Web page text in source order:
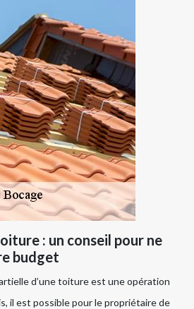
: un conseil pour ne
budget
d’une toiture est une opération
il est possible pour le propriétaire de